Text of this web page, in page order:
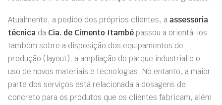
Atualmente, a pedido dos próprios clientes, a assessoria
técnica da Cia. de Cimento Itambé passou a orientá-los
também sobre a disposição dos equipamentos de
produção (layout), a ampliação do parque industrial e o
uso de novos materiais e tecnologias. No entanto, a maior
parte dos serviços está relacionada a dosagens de
concreto para os produtos que os clientes fabricam, além